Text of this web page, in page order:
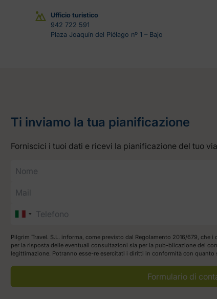
Ufficio turistico
942 722 591
Plaza Joaquín del Piélago nº 1 – Bajo
Ti inviamo la tua pianificazione
Forniscici i tuoi dati e ricevi la pianificazione del tuo
Pilgrim Travel. S.L. informa, come previsto dal Regolamento 2016/679,
per la risposta delle eventuali consultazioni sia per la pub-blicazione dei
legittimazione. Potranno esse-re esercitati i diritti in conformità con quanto
Formulario di